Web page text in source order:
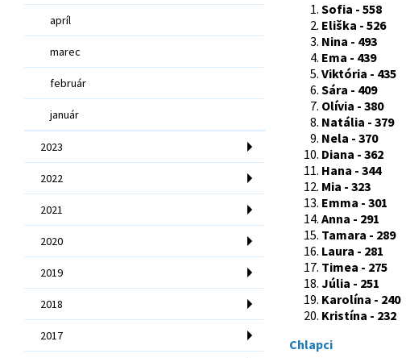
apríl
marec
február
január
2023
2022
2021
2020
2019
2018
2017
Sofia - 558
Eliška - 526
Nina - 493
Ema - 439
Viktória - 435
Sára - 409
Olívia - 380
Natália - 379
Nela - 370
Diana - 362
Hana - 344
Mia - 323
Emma - 301
Anna - 291
Tamara - 289
Laura - 281
Timea - 275
Júlia - 251
Karolína - 240
Kristína - 232
Chlapci